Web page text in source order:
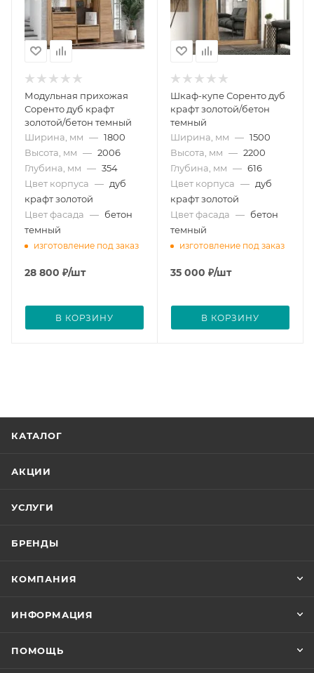
Модульная прихожая
Соренто дуб крафт
золотой/бетон темный
Ширина, мм — 1800
Высота, мм — 2006
Глубина, мм — 354
Цвет корпуса — дуб
крафт золотой
Цвет фасада — бетон
темный
изготовление под заказ
28 800 ₽/шт
В КОРЗИНУ
Шкаф-купе Соренто дуб
крафт золотой/бетон
темный
Ширина, мм — 1500
Высота, мм — 2200
Глубина, мм — 616
Цвет корпуса — дуб
крафт золотой
Цвет фасада — бетон
темный
изготовление под заказ
35 000 ₽/шт
В КОРЗИНУ
КАТАЛОГ
АКЦИИ
УСЛУГИ
БРЕНДЫ
КОМПАНИЯ
ИНФОРМАЦИЯ
ПОМОЩЬ